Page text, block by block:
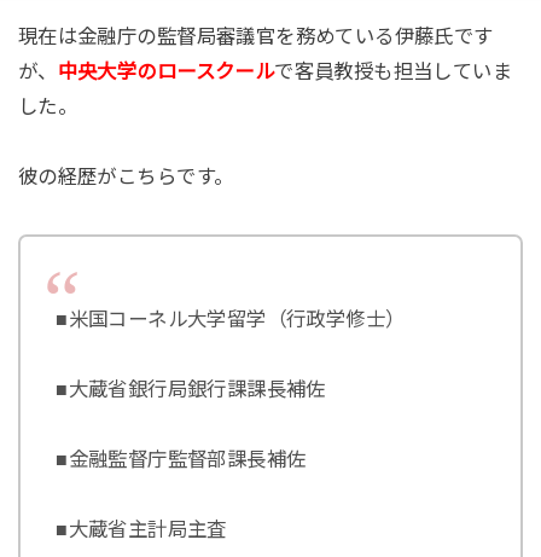
現在は金融庁の監督局審議官を務めている伊藤氏です
が、 中央大学のロースクールで客員教授も担当していま
した。
彼の経歴がこちらです。
■米国コーネル大学留学（行政学修士）
■大蔵省銀行局銀行課課長補佐
■金融監督庁監督部課長補佐
■大蔵省主計局主査